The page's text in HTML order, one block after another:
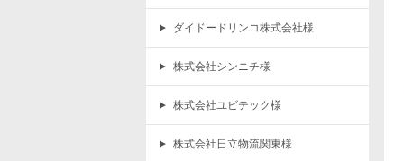
ダイドードリンコ株式会社様
株式会社シンニチ様
株式会社ユビテック様
株式会社日立物流関東様